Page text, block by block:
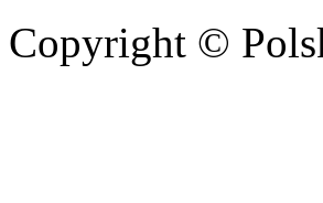
Copyright ©